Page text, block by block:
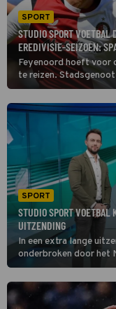
SPORT
STUDIO SPORT VOETBAL
EREDIVISIE-SEIZOEN:
Feyenoord hoeft voor
te reizen.
verderop. Feyenoord
KVC Westerlo uit
SPORT
STUDIO SPORT VOETBAL
UITZENDING
In een extra lange
onderbroken door het
bod. Alle
af voor de voorlaatste